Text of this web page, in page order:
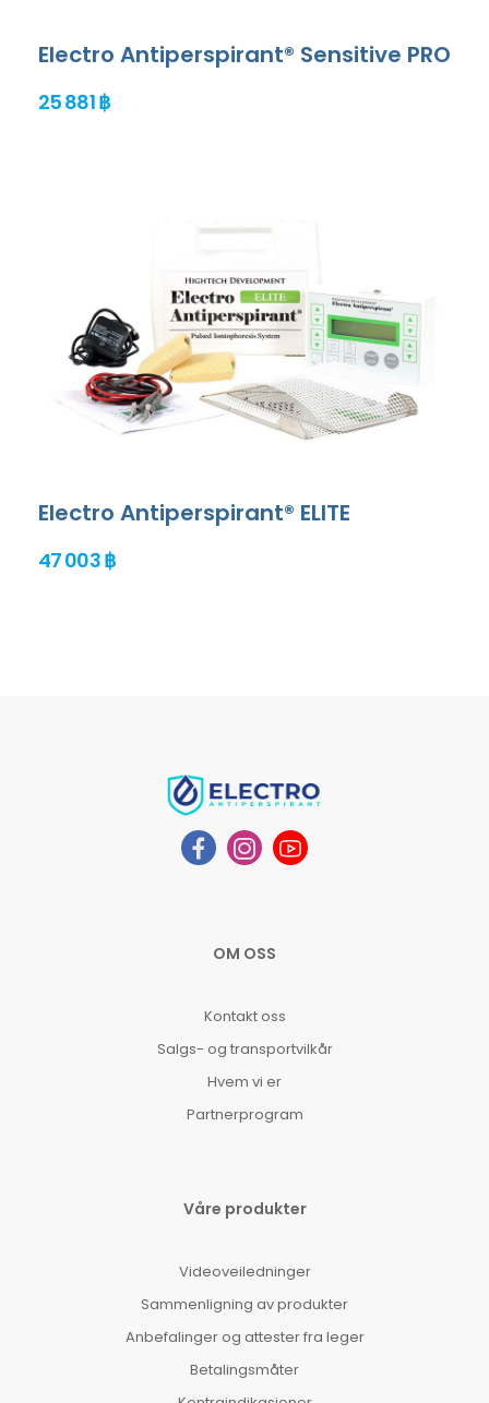
Electro Antiperspirant® Sensitive PRO
25 881 ฿
Electro Antiperspirant® ELITE
47 003 ฿
OM OSS
Kontakt oss
Salgs- og transportvilkår
Hvem vi er
Partnerprogram
Våre produkter
Videoveiledninger
Sammenligning av produkter
Anbefalinger og attester fra leger
Betalingsmåter